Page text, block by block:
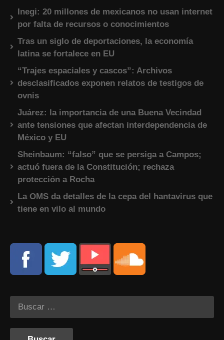
Inegi: 20 millones de mexicanos no usan internet
por falta de recursos o conocimientos
Tras un siglo de deportaciones, la economía
latina se fortalece en EU
“Trajes espaciales y cascos”: Archivos
desclasificados exponen relatos de testigos de
ovnis
Juárez: la importancia de una Buena Vecindad
ante tensiones que afectan interdependencia de
México y EU
Sheinbaum: “falso” que se persiga a Campos;
actuó fuera de la Constitución; rechaza
protección a Rocha
La OMS da detalles de la cepa del hantavirus que
tiene en vilo al mundo